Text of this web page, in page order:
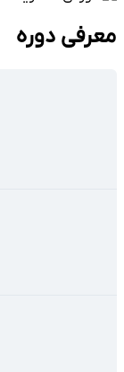
معرفی دوره